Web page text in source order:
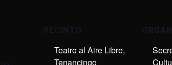
RECINTO
Teatro al Aire Libre,
Tenancingo